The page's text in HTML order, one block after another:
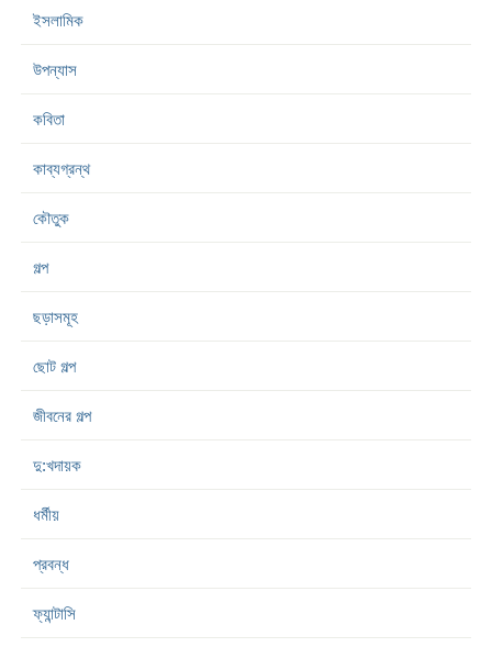
ইসলামিক
উপন্যাস
কবিতা
কাব্যগ্রন্থ
কৌতুক
গল্প
ছড়াসমূহ
ছোট গল্প
জীবনের গল্প
দু:খদায়ক
ধর্মীয়
প্রবন্ধ
ফ্যান্টাসি